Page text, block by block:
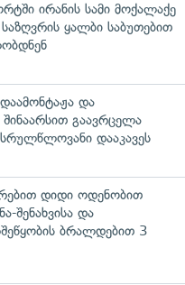
ირანის სამი მოქალაქე
ყალბი საბუთებით
და
გაავრცელა
დააკავეს
დიდი ოდენობით
შენახვისა და
ბრალდებით 3